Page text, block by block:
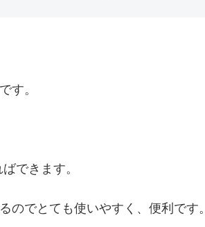
す。
できます。
のでとても使いやすく、便利です。